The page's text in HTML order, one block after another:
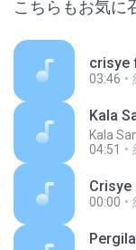
こちらもお気に
crisye
03:46
Kala
Kala
04:51
Crisye
00:00